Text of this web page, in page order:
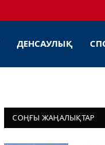
ДЕНСАУЛЫҚ
СОҢҒЫ ЖАҢАЛЫҚТАР